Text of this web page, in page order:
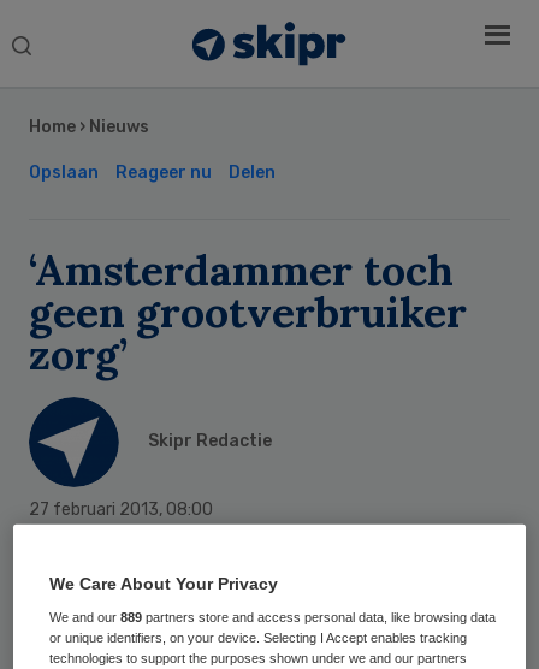
Search
Home › Nieuws
Opslaan Reageer nu Delen
‘Amsterdammer toch
geen grootverbruiker
zorg’
Skipr Redactie
27 februari 2013, 08:00
De collectief gefinancierde zorgkosten in
Amsterdam bedragen 2017 euro per
Sidebar
We Care About Your Privacy
We and our889 partners store and access personal data, like browsing data
or unique identifiers, on your device. Selecting I Accept enables tracking
technologies to support the purposes shown under we and our partners